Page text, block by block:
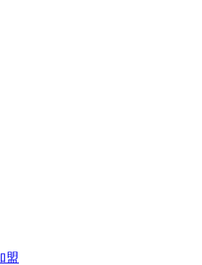
盟